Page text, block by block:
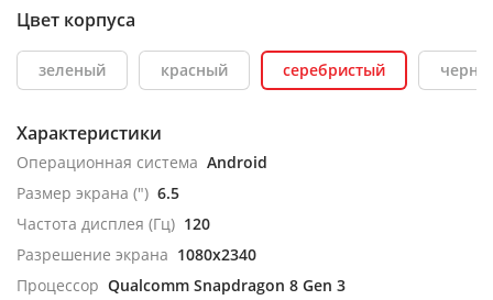
Цвет корпуса
зеленый красный серебристый
Характеристики
Операционная система Android
Размер экрана (") 6.5
Частота дисплея (Гц) 120
Разрешение экрана 1080x2340
Процессор Qualcomm Snapdragon 8 Gen 3